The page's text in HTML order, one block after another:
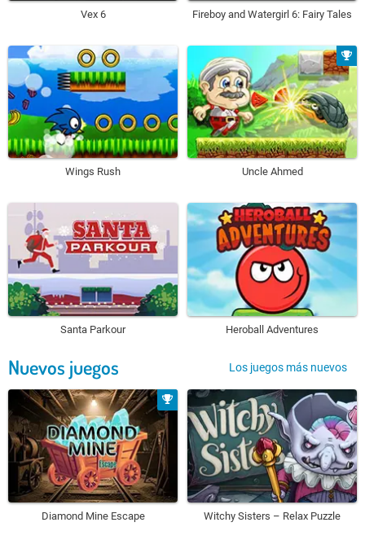
Vex 6 Fireboy and Watergirl 6: Fairy Tales
Wings Rush Uncle Ahmed
Santa Parkour Heroball Adventures
Nuevos juegos Los juegos más nuevos
Diamond Mine Escape Witchy Sisters – Relax Puzzle